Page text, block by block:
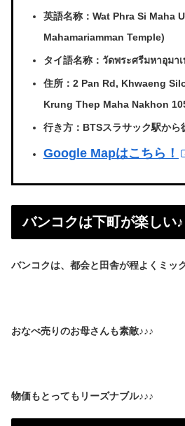
英語名称：Wat Phra Si Maha
Mahamariamman Temple)
タイ語名称：วัดพระศรีมหาอุมา
住所：2 Pan Rd, Khwaeng
Krung Thep Maha Nakhon
行き方：BTSスラサック駅から
Google Mapはこちら！
バンコクは下町が楽しい
バンコクは、都会と田舎が程よくミッ
おなべ売りのお母さんも素敵♪♪♪
物価もとってもリーズナブル♪♪♪